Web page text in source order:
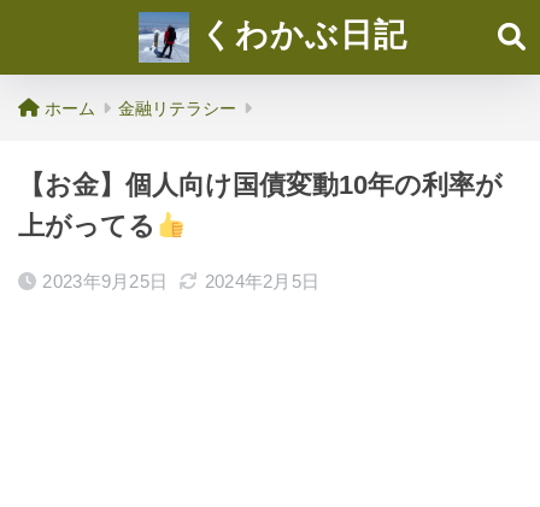
くわかぶ日記
ホーム 金融リテラシー
【お金】個人向け国債変動10年の利率が
上がってる
2023年9月25日 2024年2月5日